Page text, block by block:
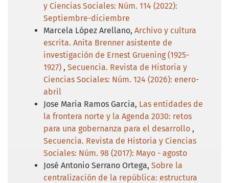
y Ciencias Sociales: Núm. 114 (2022):
Septiembre-diciembre
Marcela López Arellano, Archivo y cultura
escrita. Anita Brenner asistente de
investigación de Ernest Gruening (1925-
1927) , Secuencia. Revista de Historia y
Ciencias Sociales: Núm. 124 (2026): enero-
abril
Jose Maria Ramos Garcia, Las entidades de
la frontera norte y la Agenda 2030: retos
para una gobernanza para el desarrollo ,
Secuencia. Revista de Historia y Ciencias
Sociales: Núm. 98 (2017): Mayo - agosto
José Antonio Serrano Ortega, Sobre la
centralización de la república: estructura